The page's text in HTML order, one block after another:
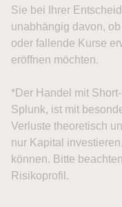
Sie bei Ihrer
unabhängig davon,
oder fallende Kurse
eröffnen möchten.
*Der Handel mit
Splunk, ist mit
Verluste theoretisch
nur Kapital
können. Bitte
Risikoprofil.